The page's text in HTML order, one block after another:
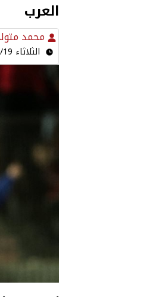
العرب
محمد
الثلاثاء 19/مايو/2026 - 04:30 م